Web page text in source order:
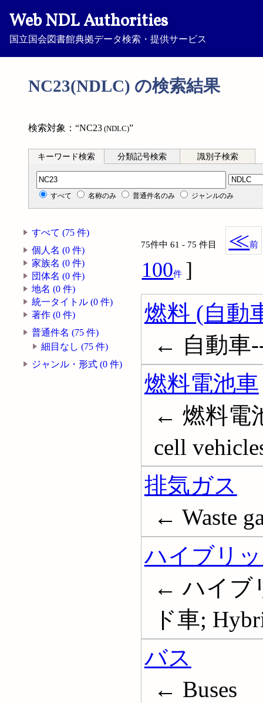
Web NDL Authorities
国立国会図書館典拠データ検索・提供サービス
NC23(NDLC) の検索結果
検索対象：“NC23 (NDLC)”
キーワード検索 分類記号検索 識別子検索
分類記号検索
すべて 名称のみ 普通件名のみ ジャンルのみ
すべて (75 件)
個人名 (0 件)
家族名 (0 件)
団体名 (0 件)
地名 (0 件)
統一タイトル (0 件)
著作 (0 件)
普通件名 (75 件)
細目なし (75 件)
ジャンル・形式 (0 件)
75件中 61 - 75 件目 ≪前
100件 ]
燃料 (自動
← 自動車
燃料電池車
← 燃料電
cell
排気ガス
← Waste
ハイブリ
← ハイブ
ド車;
バス
← Buses